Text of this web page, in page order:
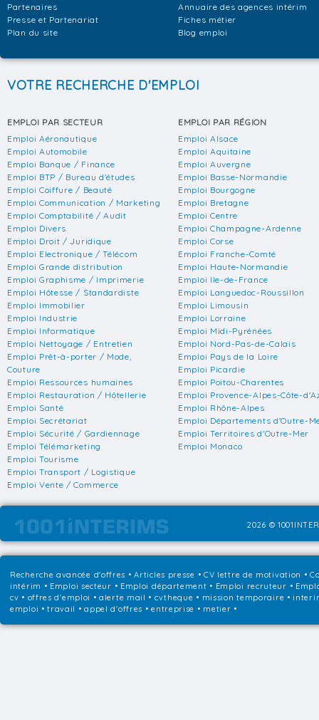
Partenaires
Presse et Partenariat
Plan du site
Annuaire des agences intérim
Fiches métier
Blog emploi
VOTRE RECHERCHE D'EMPLOI
EMPLOI PAR SECTEUR
Emploi Aéronautique
Emploi Automobile
Emploi Banque / Finance
Emploi BTP / Bureau d'études
Emploi Coiffure / Beauté
Emploi Communication / Marketing
Emploi Comptabilité / Audit
Emploi Divers
Emploi Droit / Juridique
Emploi Electronique / Télécom
Emploi Grande distribution
Emploi Graphisme / Imprimerie
Emploi Hôtesse / Standardiste
Emploi Immobilier
Emploi Industrie
Emploi Informatique
Emploi Nettoyage / Entretien
Emploi Prêt-à-porter / Mode,
Couture
Emploi Ressources humaines
Emploi Restauration / Hôtellerie
Emploi Santé
Emploi Secrétariat
Emploi Sécurité / Gardiennage
Emploi Télémarketing
Emploi Tourisme
Emploi Transport / Logistique
Emploi Vente / Commerce
EMPLOI PAR RÉGION
Emploi Alsace
Emploi Aquitaine
Emploi Auvergne
Emploi Basse-Normandie
Emploi Bourgogne
Emploi Bretagne
Emploi Centre
Emploi Champagne-Ardenne
Emploi Corse
Emploi Franche-Comté
Emploi Haute-Normandie
Emploi Ile-de-France
Emploi Languedoc-Roussillon
Emploi Limousin
Emploi Lorraine
Emploi Midi-Pyrénées
Emploi Nord-Pas-de-Calais
Emploi Pays de la Loire
Emploi Picardie
Emploi Poitou-Charentes
Emploi Provence-Alpes-Côte-
Emploi Rhône-Alpes
Emploi Départements d'Outre-
Emploi Territoires d'Outre-Mer
Emploi Monaco
2026 ©
Recherche avancée d'offres •Articles presse • CV lettre de motivation •
intérim • Emploi secteur • Emploi département • Emploi recruteur •
cv • offres d'emploi • alerte mail • cvtheque • mission temporaire •
emploi • travail • appel d'offres • entreprise • metier •